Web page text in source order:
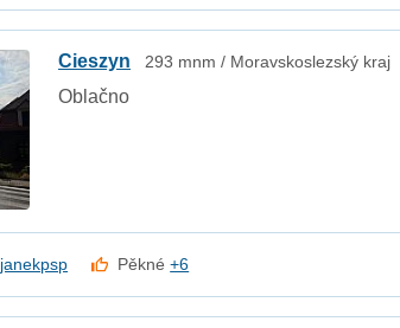
Cieszyn 293 mnm / Moravskoslezský kraj
Oblačno
janekpsp Pěkné+6